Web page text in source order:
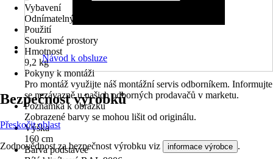
Vybavení
Odnímatelný sloupek
Použití
Soukromé prostory
Hmotnost
9,2 kg
Pokyny k montáži
Pro montáž využijte náš montážní servis odborníkem. Informujte
se nezávazně u našich odborných prodavačů v marketu.
Poznámka k obrázku
Zobrazené barvy se mohou lišit od originálu.
Výška
160 cm
Barva podstavce
Návod k obsluze
Bezpečnost výrobků
Přeskočit oblast
Zodpovědnost za bezpečnost výrobku viz informace výrobce .